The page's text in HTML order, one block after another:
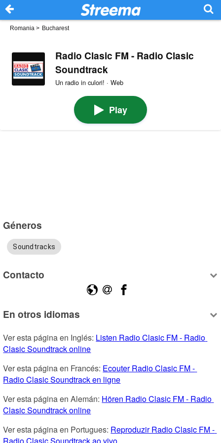
Romania > Bucharest
Radio Clasic FM - Radio Clasic
Soundtrack
Un radio in culori! · Web
Play
Géneros
Soundtracks
Contacto
En otros idiomas
Ver esta página en Inglés: Listen Radio Clasic FM - Radio
Clasic Soundtrack online
Ver esta página en Francés: Ecouter Radio Clasic FM -
Radio Clasic Soundtrack en ligne
Ver esta página en Alemán: Hören Radio Clasic FM - Radio
Clasic Soundtrack online
Ver esta página en Portugues: Reproduzir Radio Clasic FM -
Radio Clasic Soundtrack ao vivo